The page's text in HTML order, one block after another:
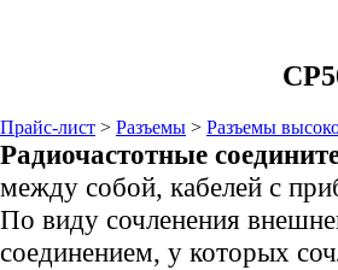
Прайс-лист > Разъемы > Разъемы
Радиочастотные
между собой, кабелей с
По виду сочленения
соединением, у которых